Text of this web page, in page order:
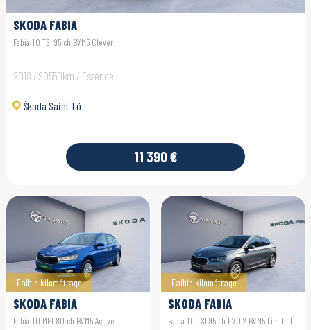
SKODA FABIA
Fabia 1.0 TSI 95 ch BVM5 Clever
2018 / 90550km / Essence
Škoda Saint-Lô
11 390 €
Faible kilométrage
SKODA FABIA
Fabia 1.0 MPI 80 ch BVM5 Active
Faible kilométrage
SKODA FABIA
Fabia 1.0 TSI 95 ch EVO 2 BVM5 Limited